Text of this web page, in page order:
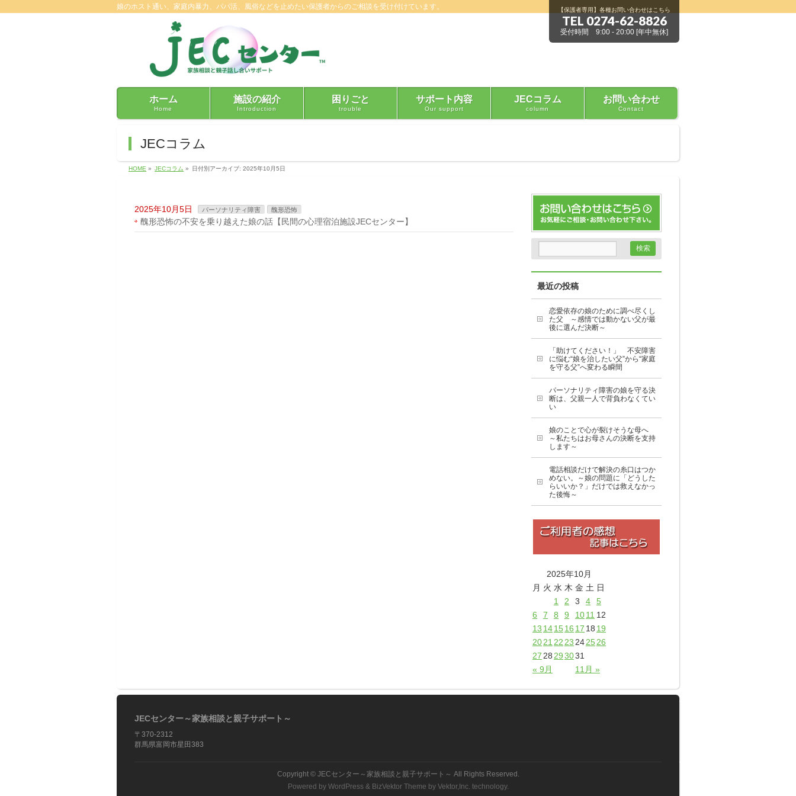
娘のホスト通い、家庭内暴力、パパ活、風俗などを止めたい保護者からのご相談を受け付けています。 【保護者専用】各種お問い合わせはこちら
TEL 0274-62-8826
受付時間 9:00 - 20:00 [年中無休]
ホーム
Home
施設の紹介
Introduction
困りごと
trouble
サポート内容
Our support
JECコラム
column
お問い合わせ
Contact
JECコラム
HOME » JECコラム » 日付別アーカイブ: 2025年10月5日
2025年10月5日 パーソナリティ障害 醜形恐怖
醜形恐怖の不安を乗り越えた娘の話【民間の心理宿泊施設JECセンター】
最近の投稿
恋愛依存の娘のために調べ尽くし
た父 ～感情では動かない父が最
後に選んだ決断～
「助けてください！」 不安障害
に悩む“娘を治したい父”から“家庭
を守る父”へ変わる瞬間
パーソナリティ障害の娘を守る決
断は、父親一人で背負わなくてい
い
娘のことで心が裂けそうな母へ
～私たちはお母さんの決断を支持
します～
電話相談だけで解決の糸口はつか
めない。～娘の問題に「どうした
らいいか？」だけでは救えなかっ
た後悔～
2025年10月
月 火 水 木 金 土 日
« 9月 11月 »
1 2 3 4
5
6
7 8 9 1011 12
13 141516 17 18 19
2021 22 23 242526
27 28 293031
JECセンター～家族相談と親子サポート～
〒370-2312
群馬県富岡市星田383
Copyright © JECセンター～家族相談と親子サポート～ All Rights Reserved.
Powered by WordPress& BizVektor Theme by Vektor,Inc. technology.